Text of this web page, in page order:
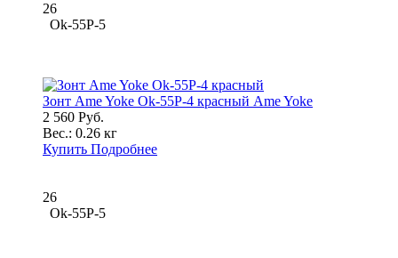
26
Ok-55P-5
Зонт Ame Yoke Ok-55P-4 красный Ame Yoke
2 560 Руб.
Вес.: 0.26 кг
Купить Подробнее
26
Ok-55P-5